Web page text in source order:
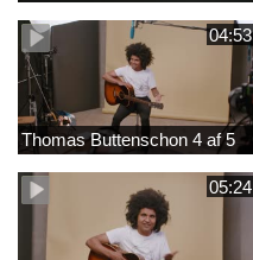
04:53
Thomas Buttenschon 4 af 5
05:24